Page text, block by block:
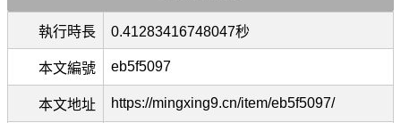
執行時長 0.41283416748047秒
本文編號 eb5f5097
本文地址 https://mingxing9.cn/item/eb5f5097/